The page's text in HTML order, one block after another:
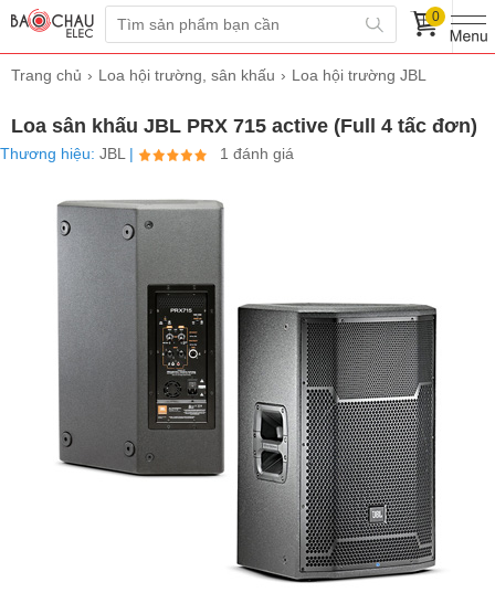
0
Trang chủ Loa hội trường, sân khấu Loa hội trường JBL
Loa sân khấu JBL PRX 715 active (Full 4 tấc đơn)
Thương hiệu: JBL | 1 đánh giá